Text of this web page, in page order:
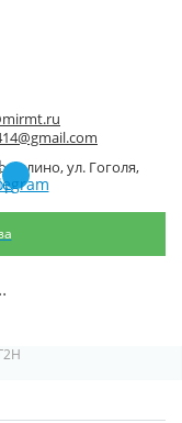
ул. Гоголя,